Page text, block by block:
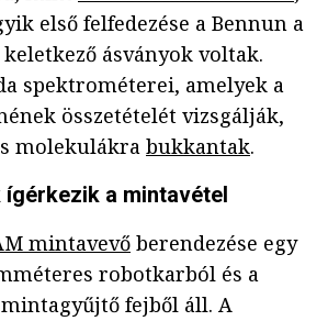
első felfedezése a Bennun a
ásványok voltak.
spektrométerei, amelyek a
összetételét vizsgálják,
molekulákra bukkantak.
a mintavétel
mintavevő berendezése egy
robotkarból és a
fejből áll. A